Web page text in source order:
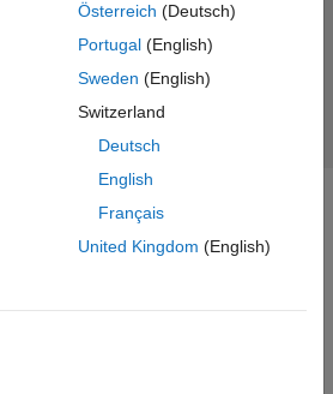
Österreich (Deutsch)
Portugal(English)
Sweden (English)
Switzerland
Deutsch
English
Français
United Kingdom (English)
Inc.